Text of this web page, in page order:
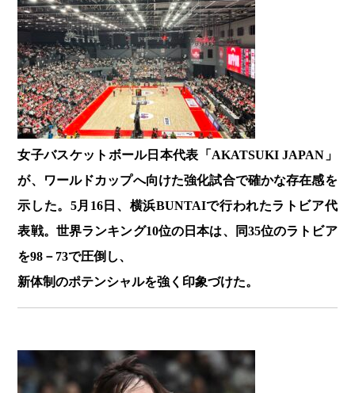
女子バスケットボール日本代表「AKATSUKI JAPAN」
が、ワールドカップへ向けた強化試合で確かな存在感を
示した。5月16日、横浜BUNTAIで行われたラトビア代
表戦。世界ランキング10位の日本は、同35位のラトビア
を98－73で圧倒し、
新体制のポテンシャルを強く印象づけた。